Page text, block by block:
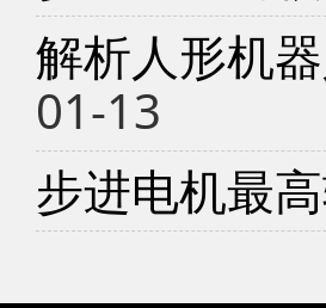
解析人形机
01-13
步进电机最